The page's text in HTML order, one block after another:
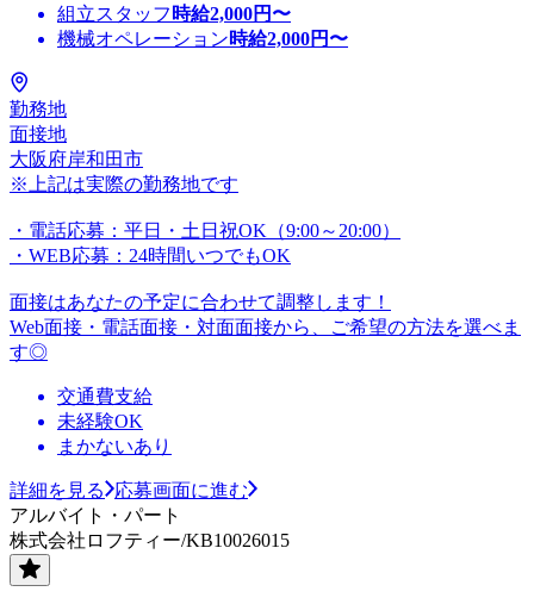
組立スタッフ 時給2,000円〜
機械オペレーション時給2,000円〜
勤務地
面接地
大阪府岸和田市
※上記は実際の勤務地です
・電話応募：平日・土日祝OK（9:00～20:00）
・WEB応募：24時間いつでもOK
面接はあなたの予定に合わせて調整します！
Web面接・電話面接・対面面接から、ご希望の方法を選べま
す◎
交通費支給
未経験OK
まかないあり
詳細を見る
応募画面に進む
アルバイト・パート
株式会社ロフティー/KB10026015